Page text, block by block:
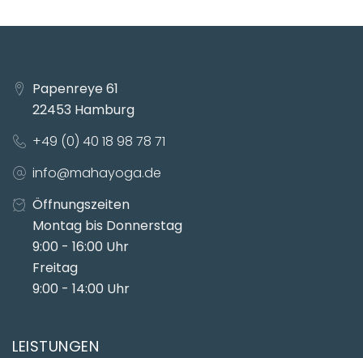
Papenreye 61
22453 Hamburg
+49 (0) 40 18 98 78 71
info@mahayoga.de
Öffnungszeiten
Montag bis Donnerstag
9:00 - 16:00 Uhr
Freitag
9:00 - 14:00 Uhr
LEISTUNGEN